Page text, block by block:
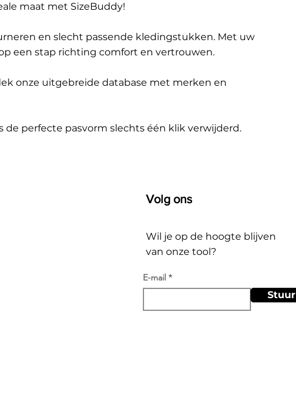
maat met SizeBuddy!
en slecht passende kledingstukken. Met uw
een stap richting comfort en vertrouwen.
onze uitgebreide database met merken en
de perfecte pasvorm slechts één klik verwijderd.
Volg ons
Wil je op de hoogte blijven
van onze tool?
E-mail
Stuur